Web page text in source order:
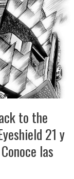
to the
21 y
las